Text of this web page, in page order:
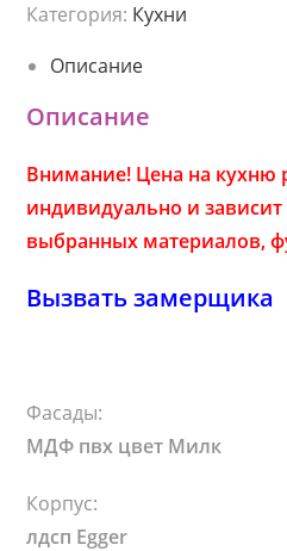
Категория: Кухни
Описание
Описание
Внимание! Цена на кухню
индивидуально и
выбранных материалов,
Вызвать замерщика
Фасады:
МДФ пвх цвет Милк
Корпус:
лдсп Egger